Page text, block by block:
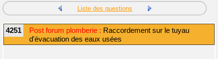
Liste des questions
4251 Post forum plomberie : Raccordement sur le tuyau
d'évacuation des eaux usées